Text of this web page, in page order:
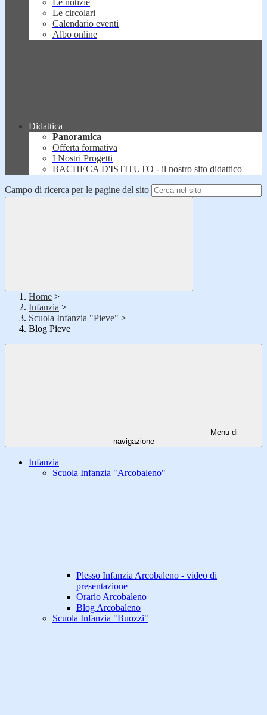
Le notizie
Le circolari
Calendario eventi
Albo online
Didattica
Panoramica
Offerta formativa
I Nostri Progetti
BACHECA D'ISTITUTO - il nostro sito didattico
Campo di ricerca per le pagine del sito
Home >
Infanzia >
Scuola Infanzia "Pieve" >
Blog Pieve
Menu di
navigazione
Infanzia
Scuola Infanzia "Arcobaleno"
Plesso Infanzia Arcobaleno - video di
presentazione
Orario Arcobaleno
Blog Arcobaleno
Scuola Infanzia "Buozzi"